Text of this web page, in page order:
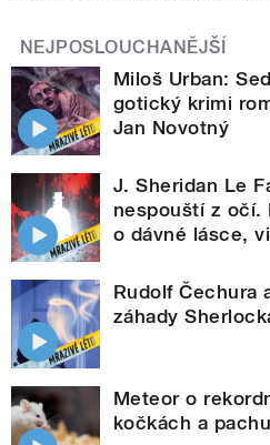
NEJPOSLOUCHANĚJŠÍ
Miloš Urban:
gotický krimi
Jan Novotný
J. Sheridan Le
nespouští z očí.
o dávné lásce,
Rudolf Čechura
záhady
Meteor o
kočkách a